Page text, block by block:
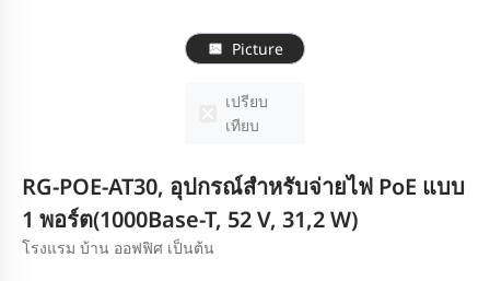
Picture
เปรียบ
เทียบ
RG-POE-AT30, อุปกรณ์สำหรับจ่ายไฟ PoE แบบ
1 พอร์ต(1000Base-T, 52 V, 31,2 W)
โรงแรม บ้าน ออฟฟิศ เป็นต้น